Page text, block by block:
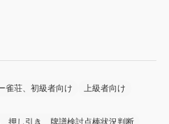
雀荘、初級者向け
上級者向け
押し引き、牌譜検討点棒状況判断